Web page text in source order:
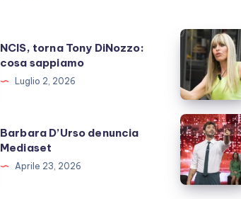
NCIS, torna Tony DiNozzo:
cosa sappiamo
Luglio 2, 2026
Alessandra
Mussolini,
carriera
televisiva
dopo
GFVip?
Barbara D’Urso denuncia
Mediaset
Aprile 23, 2026
Stefano
De
Martino
e